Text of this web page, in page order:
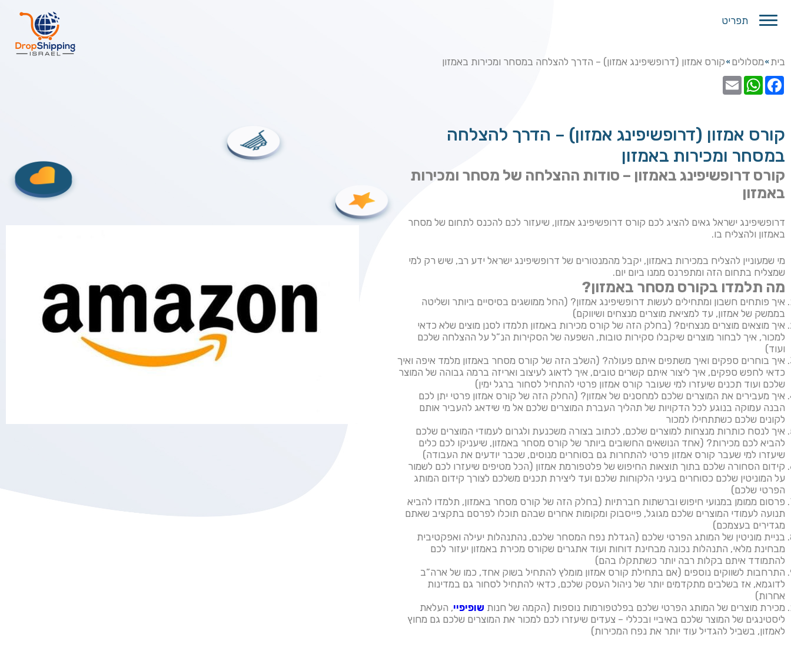
תפריט
בית » מסלולים » קורס אמזון (דרופשיפינג אמזון) – הדרך להצלחה במסחר ומכירות באמזון
קורס אמזון (דרופשיפינג אמזון) – הדרך להצלחה
במסחר ומכירות באמזון
קורס דרופשיפינג באמזון – סודות ההצלחה של מסחר ומכירות
באמזון
דרופשיפינג ישראל גאים להציג לכם קורס דרופשיפינג אמזון, שיעזור לכם להכנס לתחום של מסחר
באמזון ולהצליח בו.
מי שמעוניין להצליח במכירות באמזון, יקבל מהמנטורים של דרופשיפינג ישראל ידע רב, שיש רק למי
שמצליח בתחום הזה ומתפרנס ממנו ביום יום.
מה תלמדו בקורס מסחר באמזון?
איך פותחים חשבון ומתחילים לעשות דרופשיפינג אמזון? (החל ממושגים בסיסיים ביותר ושליטה
בממשק של אמזון, עד למציאת מוצרים מנצחים ושיווקם)
איך מוצאים מוצרים מנצחים? (בחלק הזה של קורס מכירות באמזון תלמדו לסנן מוצים שלא כדאי
למכור, איך לבחור מוצרים שיקבלו סקירות טובות, השפעה של הסקירות הנ”ל על ההצלחה שלכם
ועוד)
איך בוחרים ספקים ואיך משתפים איתם פעולה? (השלב הזה של קורס מסחר באמזון מלמד איפה ואיך
כדאי לחפש ספקים, איך ליצור איתם קשרים טובים, איך לדאוג לעיצוב ואריזה ברמה גבוהה של המוצר
שלכם ועוד תכנים שיעזרו למי שעובר קורס אמזון פרטי להתחיל לסחור ברגל ימין)
איך מעבירים את המוצרים שלכם למחסנים של אמזון? (החלק הזה של קורס אמזון פרטי יתן לכם
הבנה עמוקה בנוגע לכל הדקויות של תהליך העברת המוצרים שלכם אל מי שידאג להעביר אותם
לקונים שלכם כשתתחילו למכור
איך לנסח כותרות מנצחות למוצרים שלכם, לכתוב בצורה משכנעת ולגרום לעמודי המוצרים שלכם
להביא לכם מכירות? (אחד הנושאים החשובים ביותר של קורס מסחר באמזון, שיעניקו לכם כלים
שיעזרו למי שעבר קורס אמזון פרטי להתחרות גם בסוחרים מנוסים, שכבר יודעים את העבודה)
קידום הסחורה שלכם בתוך תוצאות החיפוש של פלטפורמת אמזון (הכל מטיפים שיעזרו לכם לשמור
על המוניטין שלכם כסוחרים בעיני הלקוחות שלכם ועד ליצירת תכנים משלכם לצורך קידום המותג
הפרטי שלכם)
פרסום ממומן במנועי חיפוש וברשתות חברתיות (בחלק הזה של קורס מסחר באמזון, תלמדו להביא
תנועה לעמודי המוצרים שלכם מגוגל, פייסבוק ומקומות אחרים שבהם תוכלו לפרסם בתקציב שאתם
מגדירים בעצמכם)
בניית מוניטין של המותג הפרטי שלכם (הגדלת נפח המסחר שלכם, נהתנהלות יעילה ואפקטיבית
מבחינת מלאי, התנהלות נכונה מבחינת דוחות ועוד אתגרים שקורס מכירת באמזון יעזור לכם
להתמודד איתם בקלות רבה יותר כשתתקלו בהם)
התרחבות לשווקים נוספים (אם בתחילת קורס אמזון מומלץ להתחיל בשוק אחד, כמו של ארה”ב
לדוגמא, אז בשלבים מתקדמים יותר של ניהול העסק שלכם, כדאי להתחיל לסחור גם במדינות
אחרות)
מכירת מוצרים של המותג הפרטי שלכם בפלטפורמות נוספות (הקמה של חנות שופיפיי, העלאת
ליסטינגים של המוצר שלכם באיביי ובכללי – צעדים שיעזרו לכם למכור את המוצרים שלכם גם מחוץ
לאמזון, בשביל להגדיל עוד יותר את נפח המכירות)